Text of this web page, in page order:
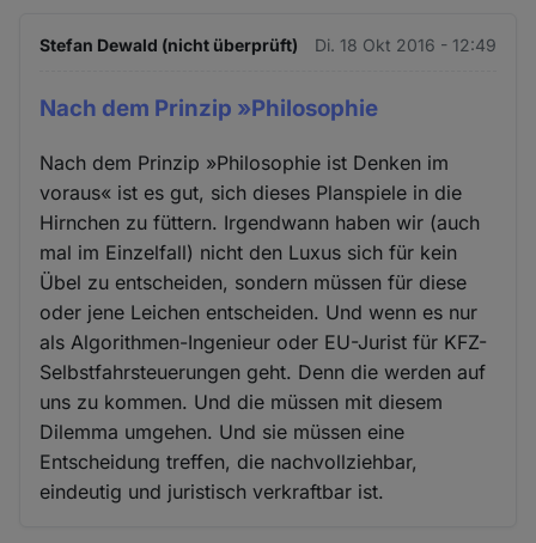
Stefan Dewald (nicht überprüft) Di. 18 Okt 2016 - 12:49
Nach dem Prinzip »Philosophie
Nach dem Prinzip »Philosophie ist Denken im
voraus« ist es gut, sich dieses Planspiele in die
Hirnchen zu füttern. Irgendwann haben wir (auch
mal im Einzelfall) nicht den Luxus sich für kein
Übel zu entscheiden, sondern müssen für diese
oder jene Leichen entscheiden. Und wenn es nur
als Algorithmen-Ingenieur oder EU-Jurist für KFZ-
Selbstfahrsteuerungen geht. Denn die werden auf
uns zu kommen. Und die müssen mit diesem
Dilemma umgehen. Und sie müssen eine
Entscheidung treffen, die nachvollziehbar,
eindeutig und juristisch verkraftbar ist.